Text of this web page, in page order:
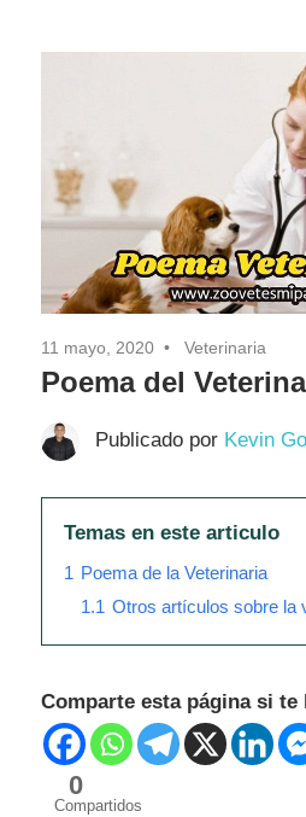
11 mayo, 2020 Veterinaria
Poema del
Publicado por Kevin
Temas en este articulo
1 Poema de la Veterinaria
1.1 Otros artículos sobre la
Comparte esta página si te
0
Compartidos